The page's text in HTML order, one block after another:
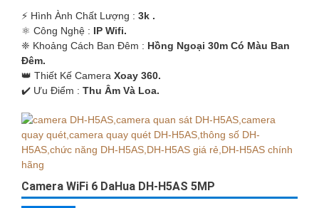
️⚡ Hình Ành Chất Lượng : 3k .
⚛️ Công Nghệ : IP Wifi.
❈ Khoảng Cách Ban Đêm : Hồng Ngoại 30m Có Màu Ban
Ðêm.
👑 Thiết Kế Camera Xoay 360.
️✔️ Ưu Điểm : Thu Âm Và Loa.
Camera WiFi 6 DaHua DH-H5AS 5MP